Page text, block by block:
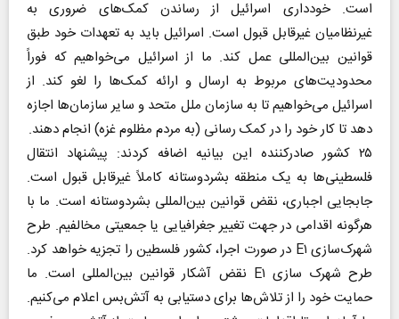
است. خودداری اسرائیل از رساندن کمک‌های ضروری به
غیرنظامیان غیرقابل قبول است. اسرائیل باید به تعهدات خود طبق
قوانین بین‌المللی عمل کند. ما از اسرائیل می‌خواهیم که فوراً
محدودیت‌های مربوط به ارسال و ارائه کمک‌ها را لغو کند. از
اسرائیل می‌خواهیم تا به سازمان ملل متحد و سایر سازمان‌ها اجازه
دهد تا کار خود را در کمک رسانی (به مردم مظلوم غزه) انجام دهند.
۲۵ کشور صادرکننده این بیانیه اضافه کردند: پیشنهاد انتقال
فلسطینی‌ها به یک منطقه بشردوستانه کاملاً غیرقابل قبول است.
جابجایی اجباری، نقض قوانین بین‌المللی بشردوستانه است. ما با
هرگونه اقدامی در جهت تغییر جغرافیایی یا جمعیتی مخالفیم. طرح
شهرک‌سازی E۱ در صورت اجرا، کشور فلسطین را تجزیه خواهد کرد.
طرح شهرک‌ سازی E۱ نقض آشکار قوانین بین‌المللی است. ما
حمایت خود را از تلاش‌ها برای دستیابی به آتش‌بس اعلام می‌کنیم.